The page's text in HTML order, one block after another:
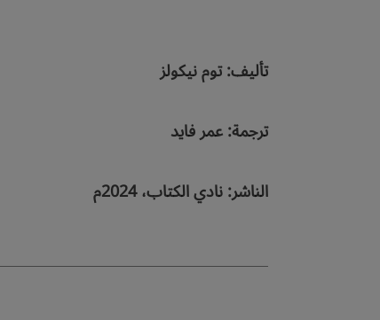
تأليف: توم نيكولز
ترجمة: عمر فايد
الناشر: نادي الكتاب، 2024م